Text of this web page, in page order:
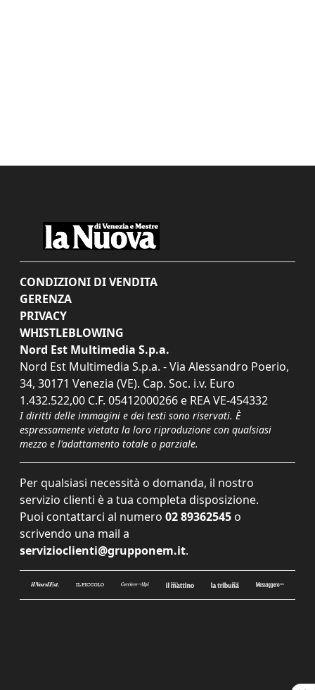
CONDIZIONI DI VENDITA
GERENZA
PRIVACY
WHISTLEBLOWING
Nord Est Multimedia S.p.a.
Nord Est Multimedia S.p.a. - Via Alessandro Poerio,
34, 30171 Venezia (VE). Cap. Soc. i.v. Euro
1.432.522,00 C.F. 05412000266 e REA VE-454332
I diritti delle immagini e dei testi sono riservati. È
espressamente vietata la loro riproduzione con qualsiasi
mezzo e l'adattamento totale o parziale.
Per qualsiasi necessità o domanda, il nostro
servizio clienti è a tua completa disposizione.
Puoi contattarci al numero 02 89362545 o
scrivendo una mail a
servizioclienti@grupponem.it.